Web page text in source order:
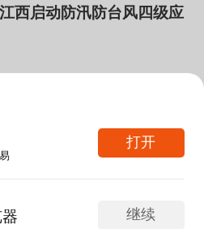
爱国者导弹库存不足1700
打开
继续